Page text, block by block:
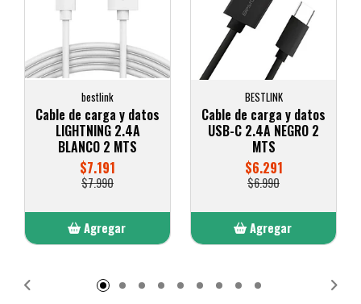
bestlink
Cable de carga y datos
LIGHTNING 2.4A
BLANCO 2 MTS
$7.191
$7.990
Agregar
BESTLINK
Cable de carga y datos
USB-C 2.4A NEGRO 2
MTS
$6.291
$6.990
Agregar